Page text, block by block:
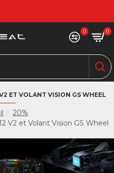
0 0
20%
V2 et Volant Vision GS Wheel
ET VOLANT VISION GS WHEEL